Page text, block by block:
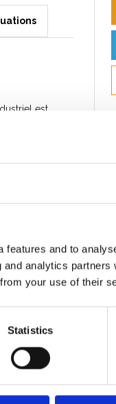
and to
analytics partners
your use of their
Statistics
est
la
technique de
utilisées juste